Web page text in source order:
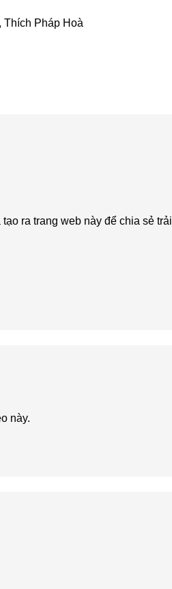
, Thích Pháp Hoà
ra trang web này để chia sẻ trải
này.